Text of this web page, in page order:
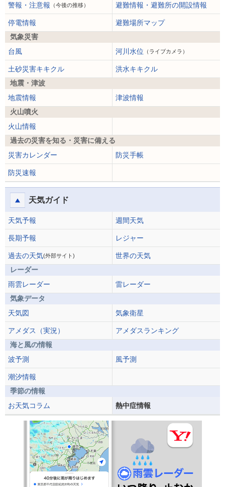
警報・注意報 （今後の推移） 避難情報・避難所の開設情報
停電情報
避難場所マップ
気象災害
台風
河川水位 （ライブカメラ）
土砂災害キキクル
洪水キキクル
地震・津波
地震情報
津波情報
火山噴火
火山情報
過去の災害を知る・災害に備える
災害カレンダー
防災手帳
防災速報
天気ガイド
天気予報 週間天気
長期予報 レジャー
過去の天気(外部サイト)
世界の天気
レーダー
雨雲レーダー
雷レーダー
気象データ
天気図
気象衛星
アメダス（実況）
アメダスランキング
海と風の情報
波予測
風予測
潮汐情報
季節の情報
お天気コラム
熱中症情報